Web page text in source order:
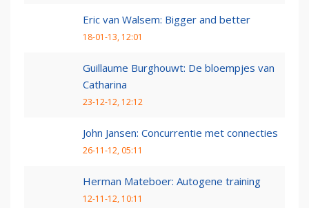
Eric van Walsem: Bigger and better
18-01-13, 12:01
Guillaume Burghouwt: De bloempjes van
Catharina
23-12-12, 12:12
John Jansen: Concurrentie met connecties
26-11-12, 05:11
Herman Mateboer: Autogene training
12-11-12, 10:11